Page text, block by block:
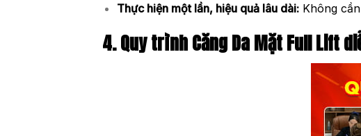
Thực hiện một lần, hiệu quả lâu dài:Không cần
4. Quy trìnhCăng Da Mặt Full Lift